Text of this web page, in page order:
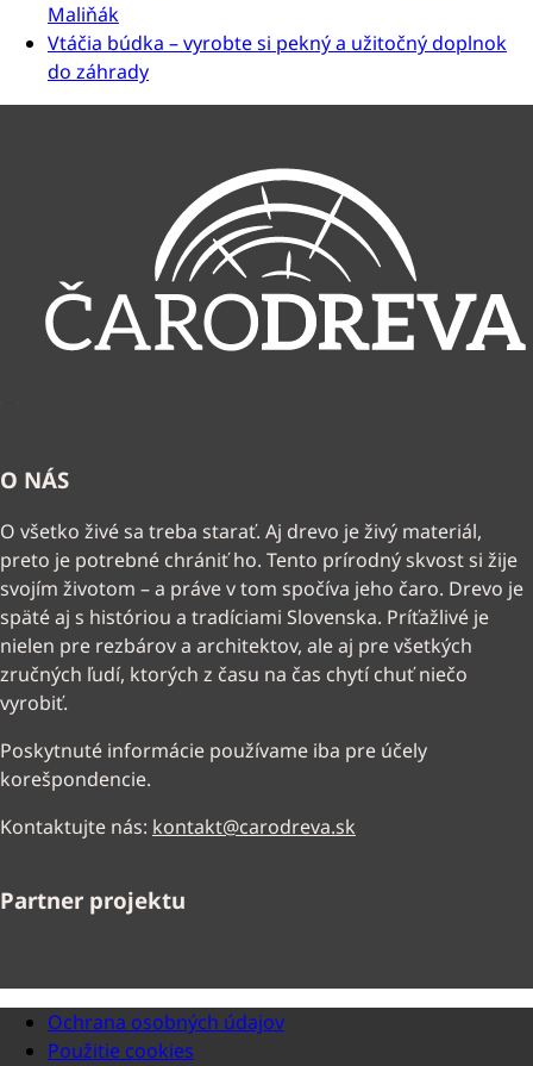
Maliňák
Vtáčia búdka – vyrobte si pekný a užitočný doplnok
do záhrady
O NÁS
O všetko živé sa treba starať. Aj drevo je živý materiál,
preto je potrebné chrániť ho. Tento prírodný skvost si žije
svojím životom – a práve v tom spočíva jeho čaro. Drevo je
späté aj s históriou a tradíciami Slovenska. Príťažlivé je
nielen pre rezbárov a architektov, ale aj pre všetkých
zručných ľudí, ktorých z času na čas chytí chuť niečo
vyrobiť.
Poskytnuté informácie používame iba pre účely
korešpondencie.
Kontaktujte nás: kontakt@carodreva.sk
Partner projektu
Ochrana osobných údajov
Použitie cookies